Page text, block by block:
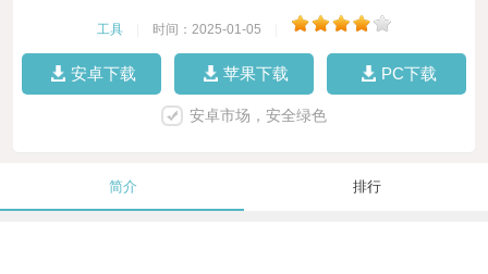
工具 时间：2025-01-05
安卓下载 苹果下载 PC下载
安卓市场，安全绿色
简介 排行